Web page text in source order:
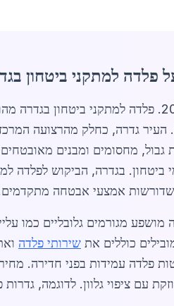
פלדה למתקני ביטחון
מעודכן לאפריל 2026. פלדה למתקני
תושבים. העיר גדרה, כחלק מהרצועה
שדורשות אמצעי אבטחה
מגורמים גלובליים כמו
כוללים את שירותי פלדה